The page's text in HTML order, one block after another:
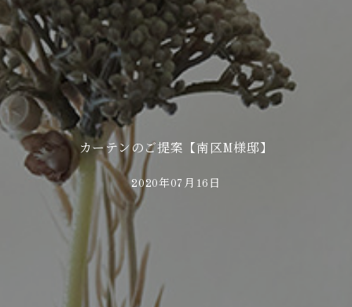
カーテンのご提案【南区M様邸】
2020年07月16日